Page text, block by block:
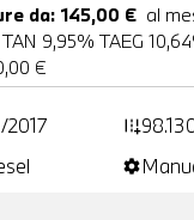
da: 145,00 € al
9,95% TAEG
€
2017 add_road
settings